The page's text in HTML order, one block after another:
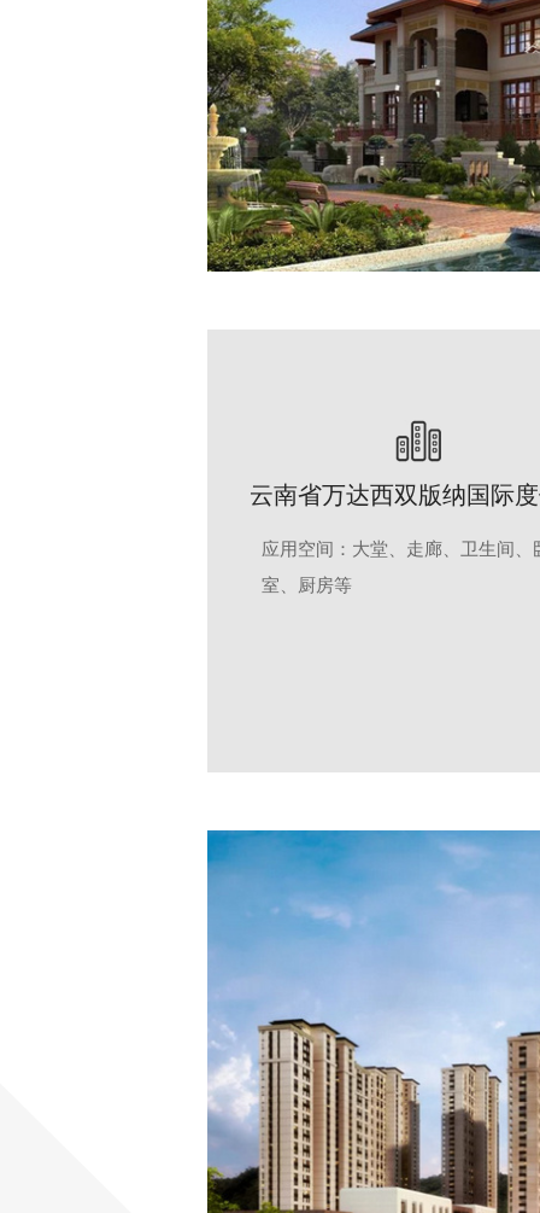
云南省万达西双版纳国际
应用空间：大堂、走廊、卫生间、
室、厨房等